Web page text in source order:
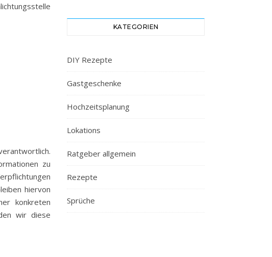
zu
hiervon
konkreten
wir diese
KATEGORIEN
DIY Rezepte
Gastgeschenke
Hochzeitsplanung
Lokations
Ratgeber allgemein
Rezepte
Sprüche